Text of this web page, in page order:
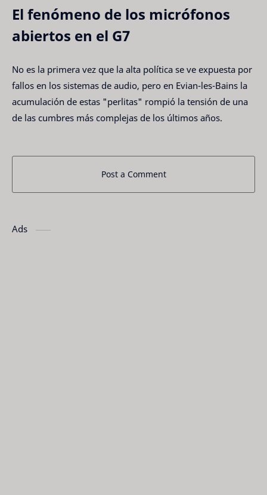
El fenómeno de los micrófonos
abiertos en el G7
No es la primera vez que la alta política se ve expuesta por
fallos en los sistemas de audio, pero en Evian-les-Bains la
acumulación de estas "perlitas" rompió la tensión de una
de las cumbres más complejas de los últimos años.
Post a Comment
Ads